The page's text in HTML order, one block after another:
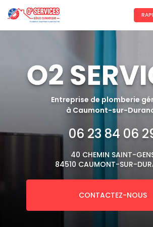
au
contenu
principal
Entreprise de plomberie
à Caumont-sur-
06 23 84 06
40 CHEMIN SAINT-
84510 CAUMONT-SUR-
CONTACTEZ-NOUS